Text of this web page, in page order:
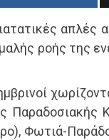
απλές
ροής της
Παραδοσιακής
Φωτιά-